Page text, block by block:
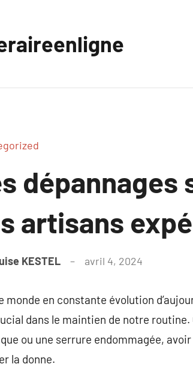
dépannages
artisans
KESTEL avril 4, 2024
monde en constante évolution
dans le maintien de notre
ou une serrure endommagée,
la donne.